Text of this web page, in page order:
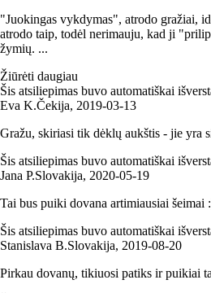
"Juokingas vykdymas", atrodo gražiai,
atrodo taip, todėl nerimauju, kad ji
žymių. ...
Žiūrėti daugiau
Šis atsiliepimas buvo automatiškai
Eva K.Čekija, 2019‑03‑13
Gražu, skiriasi tik dėklų aukštis - jie yra
Šis atsiliepimas buvo automatiškai
Jana P.Slovakija, 2020‑05‑19
Tai bus puiki dovana artimiausiai šeimai
Šis atsiliepimas buvo automatiškai
Stanislava B.Slovakija, 2019‑08‑20
Pirkau dovanų, tikiuosi patiks ir puikiai